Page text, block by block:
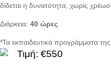
δίδεται η δυνατότητα, χωρίς
Διάρκεια: 40 ώρες
*Τα εκπαιδευτικά προγράμματα
Τιμή: €550